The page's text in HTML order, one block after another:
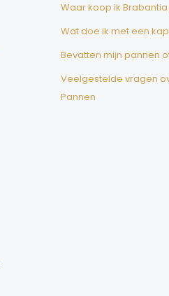
Waar koop ik
Wat doe ik met een
Bevatten mijn pannen
Veelgestelde vragen
Pannen